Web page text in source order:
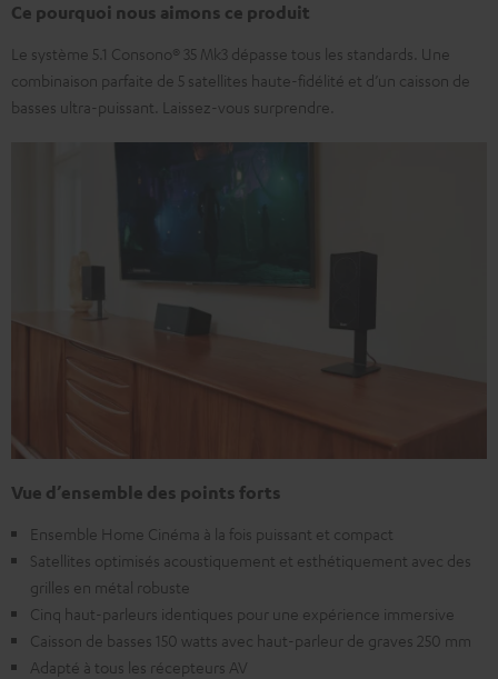
Ce pourquoi nous aimons ce produit
Le système 5.1 Consono® 35 Mk3 dépasse tous les standards. Une
combinaison parfaite de 5 satellites haute-fidélité et d’un caisson de
basses ultra-puissant. Laissez-vous surprendre.
Vue d’ensemble des points forts
Ensemble Home Cinéma à la fois puissant et compact
Satellites optimisés acoustiquement et esthétiquement avec des
grilles en métal robuste
Cinq haut-parleurs identiques pour une expérience immersive
Caisson de basses 150 watts avec haut-parleur de graves 250 mm
Adapté à tous les récepteurs AV